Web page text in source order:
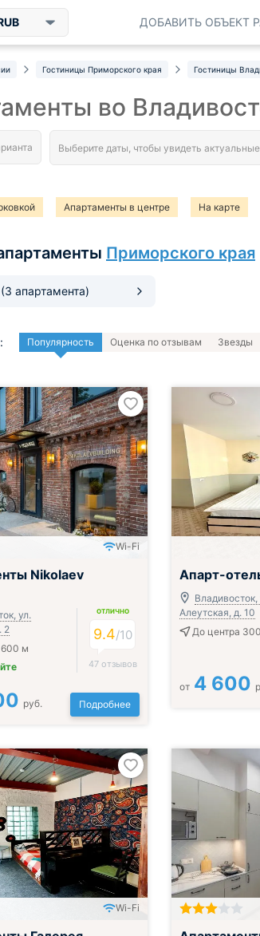
ДОБАВИТЬ ОБЪЕКТ
Гостиницы Приморского края Гостиницы
во
Апартаменты в центре На карте
Приморского края
(3 апартамента)
Популярность Оценка по отзывам Звезды
Wi-Fi
Nikolaev
ул.
2
м
ОТЛИЧНО
9.4/10
47 отзывов
руб. Подробнее
Завтрак включён
Апарт-
Владивосток,
Алеутская, д. 10
До центра
от 4 600
Wi-Fi